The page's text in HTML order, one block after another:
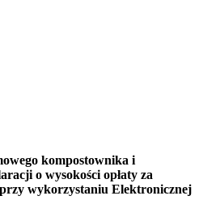
kompostownika i
o wysokości opłaty za
wykorzystaniu Elektronicznej